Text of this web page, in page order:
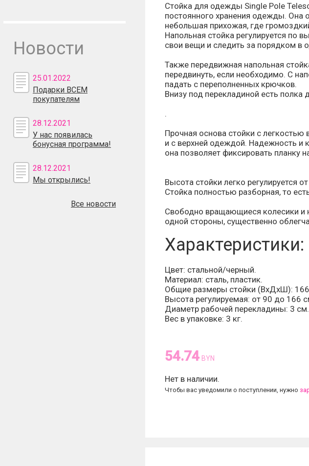
Новости
25.01.2022
Подарки ВСЕМ
покупателям
28.12.2021
У нас появилась
бонусная программа!
28.12.2021
Мы открылись!
Все новости
Стойка для одежды Single Pole
постоянного хранения одежды. Она
небольшая прихожая, где
Напольная стойка регулируется по
свои вещи и следить за порядком в
Также передвижная напольная
передвинуть, если необходимо. С
падать с переполненных крючков.
Внизу под перекладиной есть полка
.
Прочная основа стойки с
и с верхней одеждой. Надежность и
она позволяет фиксировать планку
Высота стойки легко регулируется
Стойка полностью разборная, то
Свободно вращающиеся колесики и
одной стороны, существенно
Характеристики:
Цвет: стальной/черный.
Материал: сталь, пластик.
Общие размеры стойки (ВхДхШ):
Высота регулируемая: от 90 до 166
Диаметр рабочей перекладины: 3 см.
Вес в упаковке: 3 кг.
54.74 BYN
Нет в наличии.
Чтобы вас уведомили о поступлении, нужно